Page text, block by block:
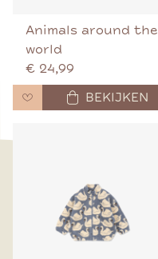
Animals around the
world
€ 24,99
BEKIJKEN